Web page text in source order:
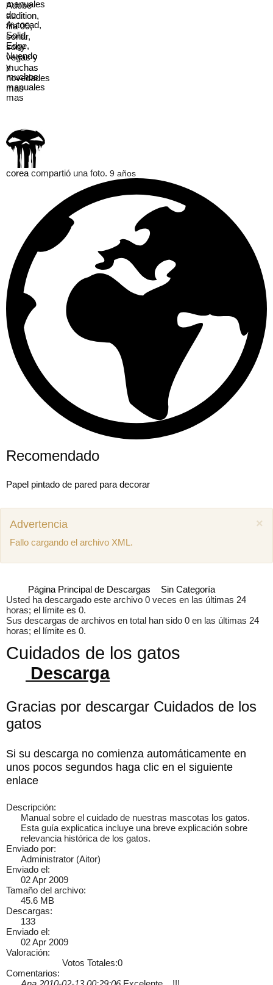
corea compartió una foto. 9 años
Mostrar comentarios previos (1)
SEAT Ibiza 1.4 aex 8 años
×
Recomendado
Papel pintado de pared para decorar
×
Advertencia
Fallo cargando el archivo XML.
Página Principal de Descargas
Sin Categoría
Usted ha descargado este archivo 0 veces en las últimas 24
horas; el límite es 0.
Sus descargas de archivos en total han sido 0 en las últimas 24
horas; el límite es 0.
Cuidados de los gatos
Descarga
Gracias por descargar Cuidados de los
gatos
Si su descarga no comienza automáticamente en
unos pocos segundos haga clic en el siguiente
enlace
Descripción:
Manual sobre el cuidado de nuestras mascotas los gatos.
Esta guía explicatica incluye una breve explicación sobre
relevancia histórica de los gatos.
Enviado por:
Administrator (Aitor)
Enviado el:
02 Apr 2009
Tamaño del archivo:
45.6 MB
Descargas:
133
Enviado el:
02 Apr 2009
Valoración:
Votos Totales:0
Comentarios: